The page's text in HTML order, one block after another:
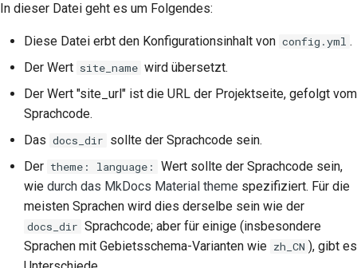
In dieser Datei geht es um Folgendes:
Diese Datei erbt den Konfigurationsinhalt von config.yml .
Der Wert site_name wird übersetzt.
Der Wert "site_url" ist die URL der Projektseite, gefolgt vom
Sprachcode.
Das docs_dir sollte der Sprachcode sein.
Der theme: language:
Wert sollte der Sprachcode sein,
wie durch das MkDocs Material theme spezifiziert. Für die
meisten Sprachen wird dies derselbe sein wie der
docs_dir Sprachcode; aber für einige (insbesondere
Sprachen mit Gebietsschema-Varianten wie zh_CN ), gibt es